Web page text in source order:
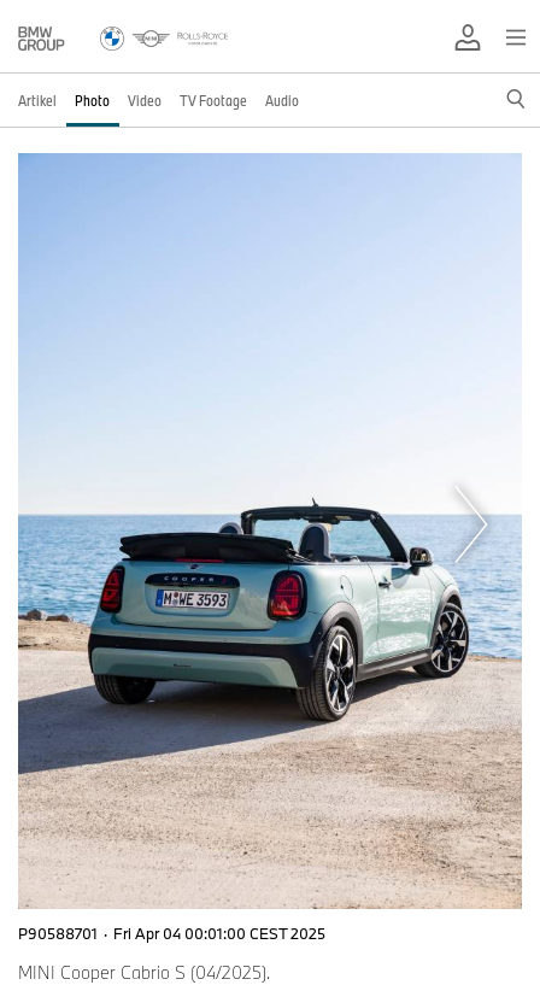
Artikel Photo Video TV Footage Audio
P90588701 · Fri Apr 04 00:01:00 CEST 2025
MINI Cooper Cabrio S (04/2025).